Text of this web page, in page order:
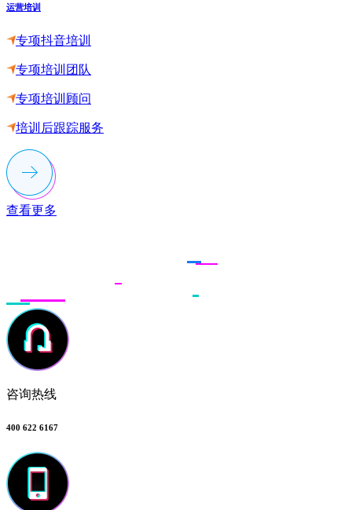
运营培训
专项抖音培训
专项培训团队
专项培训顾问
培训后跟踪服务
查看更多
咨询热线
400 622 6167